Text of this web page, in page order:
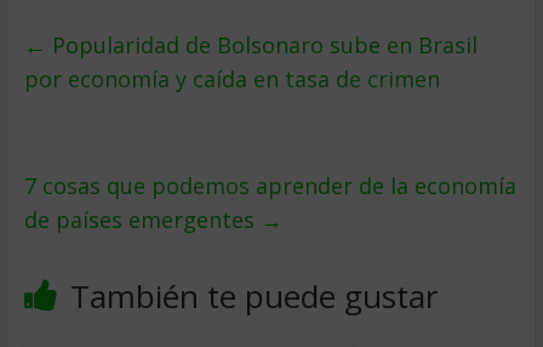
← Popularidad de Bolsonaro sube en Brasil
por economía y caída en tasa de crimen
7 cosas que podemos aprender de la economía
de países emergentes →
También te puede gustar